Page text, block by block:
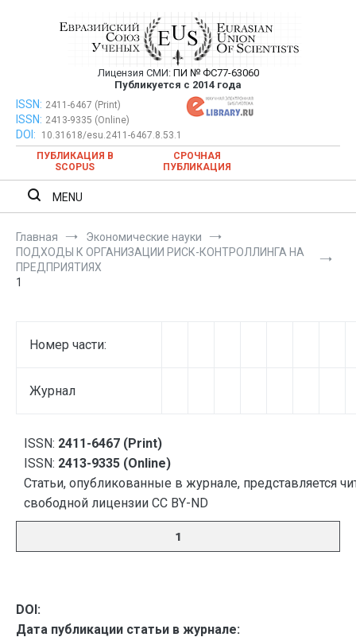
Евразийский Союз Ученых —
публикация научных статей в
ежемесячном научном журнале
Лицензия СМИ: ПИ № ФС77-63060
Публикуется с 2014 года
Евразийский Союз Ученых — публикация научных статей в
ежемесячном научном журнале
ISSN: 2411-6467 (Print)
ISSN: 2413-9335 (Online)
DOI:
10.31618/esu.2411-6467.8.53.1
ПУБЛИКАЦИЯ В
SCOPUS
СРОЧНАЯ
ПУБЛИКАЦИЯ
MENU
Главная
Экономические науки
ПОДХОДЫ К ОРГАНИЗАЦИИ РИСК-КОНТРОЛЛИНГА НА
ПРЕДПРИЯТИЯХ
1
Номер части:
Журнал
ISSN: 2411-6467 (Print)
ISSN: 2413-9335 (Online)
Статьи, опубликованные в журнале, представляется
свободной лицензии CC BY-ND
1
DOI:
Дата публикации статьи в журнале: